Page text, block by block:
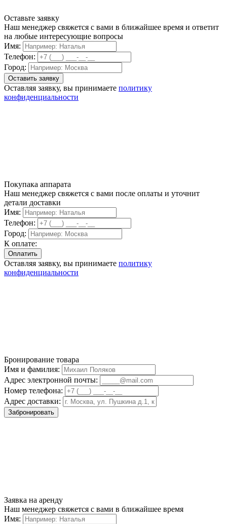
Оставьте заявку
Наш менеджер свяжется с вами в ближайшее время и ответит
на любые интересующие вопросы
Имя:
Телефон:
Город:
Оставляя заявку, вы принимаете политику
конфиденциальности
Покупака аппарата
Наш менеджер свяжется с вами после оплаты и уточнит
детали доставки
Имя:
Телефон:
Город:
К оплате:
Оставляя заявку, вы принимаете политику
конфиденциальности
Бронирование товара
Имя и фамилия:
Адрес электронной почты:
Номер телефона:
Адрес доставки:
Забронировать
Заявка на аренду
Наш менеджер свяжется с вами в ближайшее время
Имя: